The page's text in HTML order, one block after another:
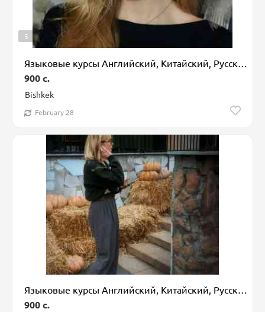
5
Bishkek
900 c.
February 28
Языковые курсы Английский, Китайский, Русский Для взрослых, Для детей
900 c.